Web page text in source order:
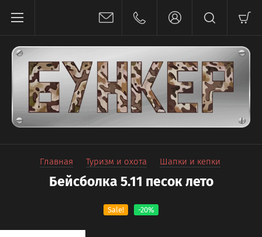
Главная Туризм и охота Шапки и кепки
Бейсболка 5.11 песок лето
Sale! -20%